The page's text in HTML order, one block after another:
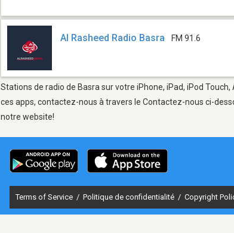
Al Rasheed Radio Basra FM 91.6
Stations de radio de Basra sur votre iPhone, iPad, iPod
ces apps, contactez-nous à travers le Contactez-nous ci-
notre website!
Terms of Service / Politique de confidentialité / Copyright